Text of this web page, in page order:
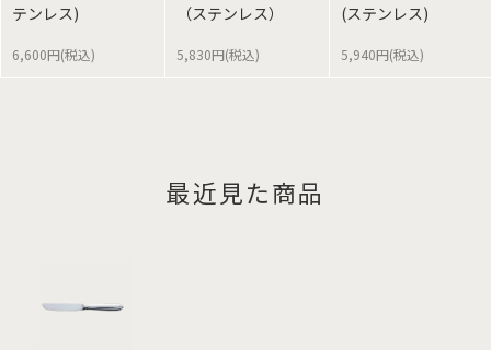
テンレス)
6,600円(税込)
（ステンレス）
5,830円(税込)
(ステンレス)
5,940円(税込)
最近見た商品